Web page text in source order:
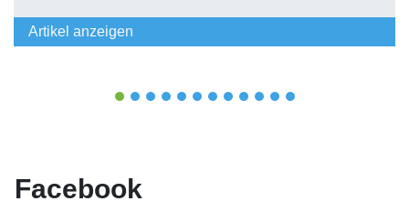
Artikel anzeigen
1 2 3 4 5 6 7 8 9 101112
Facebook